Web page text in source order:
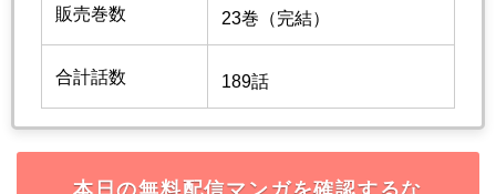
販売巻数 23巻（完結）
合計話数 189話
本日の無料配信マンガを確認するな